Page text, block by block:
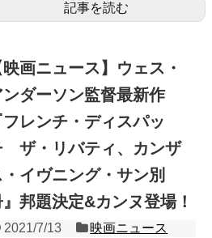
記事を読む
映画ニュース】ウェス・
ンダーソン監督最新作
フレンチ・ディスパッ
ザ・リバティ、カンザ
・イヴニング・サン別
邦題決定&カンヌ登場！
2021/7/13
映画ニュース